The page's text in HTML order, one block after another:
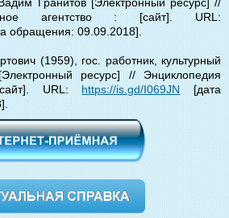
агентство : [сайт]. URL:
обращения: 09.09.2018].
(1959), гос. работник, культурный
ресурс] // Энциклопедия
URL: https://is.gd/I069JN [дата